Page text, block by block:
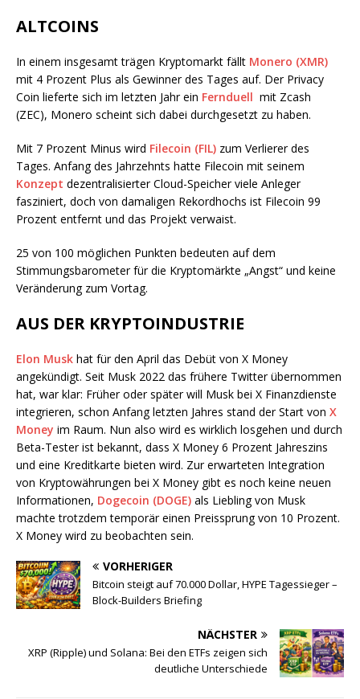
ALTCOINS
In einem insgesamt trägen Kryptomarkt fällt Monero (XMR)
mit 4 Prozent Plus als Gewinner des Tages auf. Der Privacy
Coin lieferte sich im letzten Jahr ein Fernduell mit Zcash
(ZEC), Monero scheint sich dabei durchgesetzt zu haben.
Mit 7 Prozent Minus wird Filecoin (FIL) zum Verlierer des
Tages. Anfang des Jahrzehnts hatte Filecoin mit seinem
Konzept dezentralisierter Cloud-Speicher viele Anleger
fasziniert, doch von damaligen Rekordhochs ist Filecoin 99
Prozent entfernt und das Projekt verwaist.
25 von 100 möglichen Punkten bedeuten auf dem
Stimmungsbarometer für die Kryptomärkte „Angst“ und keine
Veränderung zum Vortag.
AUS DER KRYPTOINDUSTRIE
Elon Musk hat für den April das Debüt von X Money
angekündigt. Seit Musk 2022 das frühere Twitter übernommen
hat, war klar: Früher oder später will Musk bei X Finanzdienste
integrieren, schon Anfang letzten Jahres stand der Start von X
Money im Raum. Nun also wird es wirklich losgehen und durch
Beta-Tester ist bekannt, dass X Money 6 Prozent Jahreszins
und eine Kreditkarte bieten wird. Zur erwarteten Integration
von Kryptowährungen bei X Money gibt es noch keine neuen
Informationen, Dogecoin (DOGE) als Liebling von Musk
machte trotzdem temporär einen Preissprung von 10 Prozent.
X Money wird zu beobachten sein.
VORHERIGER
Bitcoin steigt auf 70.000 Dollar, HYPE Tagessieger –
Block-Builders Briefing
NÄCHSTER
XRP (Ripple) und Solana: Bei den ETFs zeigen sich
deutliche Unterschiede